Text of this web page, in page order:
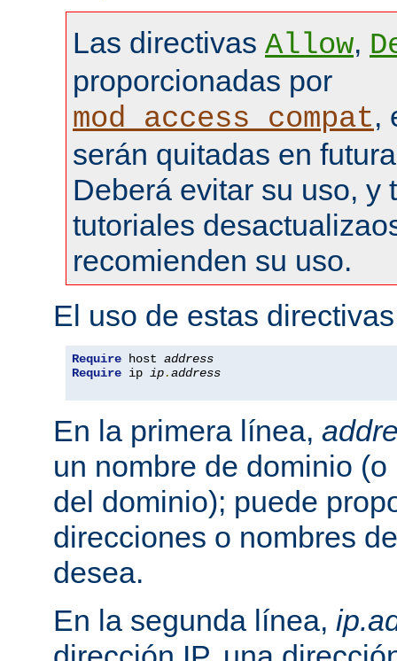
Las directivas Allow,
proporcionadas por
mod_access_compat,
serán quitadas en
Deberá evitar su uso, y
tutoriales
recomienden su uso.
El uso de estas
Require host address
Require ip ip.address
En la primera línea,
un nombre de dominio
del dominio); puede
direcciones o nombres
desea.
En la segunda línea,